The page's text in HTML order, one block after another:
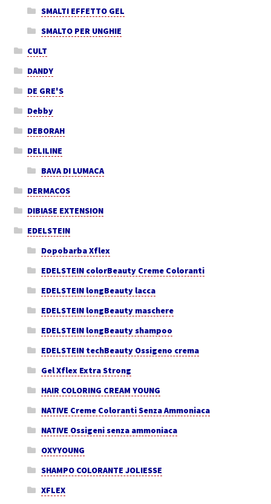
SMALTI EFFETTO GEL
SMALTO PER UNGHIE
CULT
DANDY
DE GRE'S
Debby
DEBORAH
DELILINE
BAVA DI LUMACA
DERMACOS
DIBIASE EXTENSION
EDELSTEIN
Dopobarba Xflex
EDELSTEIN colorBeauty Creme Coloranti
EDELSTEIN longBeauty lacca
EDELSTEIN longBeauty maschere
EDELSTEIN longBeauty shampoo
EDELSTEIN techBeauty Ossigeno crema
Gel Xflex Extra Strong
HAIR COLORING CREAM YOUNG
NATIVE Creme Coloranti Senza Ammoniaca
NATIVE Ossigeni senza ammoniaca
OXYYOUNG
SHAMPO COLORANTE JOLIESSE
XFLEX